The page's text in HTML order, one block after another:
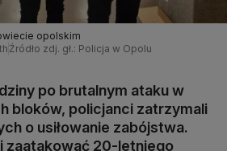
opolskim
Źródło zdj. gł.: Policja w Opolu
po brutalnym ataku w
bloków, policjanci zatrzymali
o usiłowanie zabójstwa.
zaatakować 20-letniego